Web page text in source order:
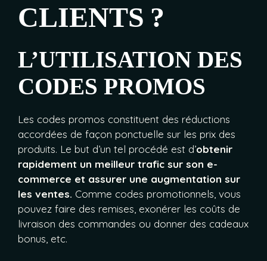
CLIENTS ?
L’UTILISATION DES
CODES PROMOS
Les codes promos constituent des réductions
accordées de façon ponctuelle sur les prix des
produits. Le but d’un tel procédé est d’obtenir
rapidement un meilleur trafic sur son e-
commerce et assurer une augmentation sur
les ventes. Comme codes promotionnels, vous
pouvez faire des remises, exonérer les coûts de
livraison des commandes ou donner des cadeaux
bonus, etc.